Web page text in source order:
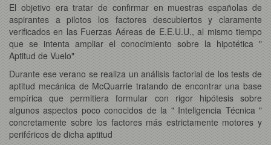
El objetivo era tratar de confirmar en muestras españolas de
aspirantes a pilotos los factores descubiertos y claramente
verificados en las Fuerzas Aéreas de E.E.U.U., al mismo tiempo
que se intenta ampliar el conocimiento sobre la hipotética "
Aptitud de Vuelo"
Durante ese verano se realiza un análisis factorial de los tests de
aptitud mecánica de McQuarrie tratando de encontrar una base
empírica que permitiera formular con rigor hipótesis sobre
algunos aspectos poco conocidos de la " Inteligencia Técnica "
concretamente sobre los factores más estrictamente motores y
periféricos de dicha aptitud